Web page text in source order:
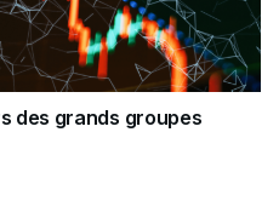
des grands groupes